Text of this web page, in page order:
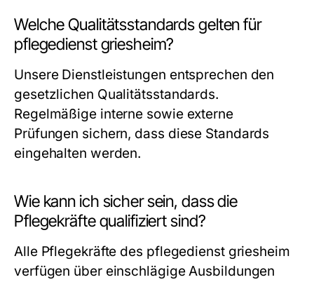
Welche Qualitätsstandards gelten für
pflegedienst griesheim?
Unsere Dienstleistungen entsprechen den
gesetzlichen Qualitätsstandards.
Regelmäßige interne sowie externe
Prüfungen sichern, dass diese Standards
eingehalten werden.
Wie kann ich sicher sein, dass die
Pflegekräfte qualifiziert sind?
Alle Pflegekräfte des pflegedienst griesheim
verfügen über einschlägige Ausbildungen